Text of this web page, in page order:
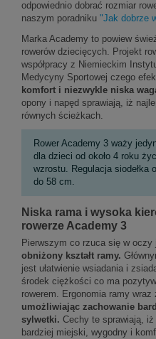
odpowiednio dobrać rozmiar
naszym poradniku "Jak dobrze
Marka Academy to powiew
rowerów dziecięcych. Projekt
współpracy z Niemieckim
Medycyny Sportowej czego
komfort i niezwykle niska
opony i napęd sprawiają, iż
równych ścieżkach.
Rower Academy 3 waży
dla dzieci od około 4 roku
wzrostu. Regulacja siodełka
do 58 cm.
Niska rama i wysoka
rowerze Academy 3
Pierwszym co rzuca się w oczy
obniżony kształt ramy.
jest ułatwienie wsiadania i
środek ciężkości co ma
rowerem. Ergonomia ramy wraz
umożliwiając zachowanie
sylwetki. Cechy te sprawiają,
bardziej miejski, wygodny i